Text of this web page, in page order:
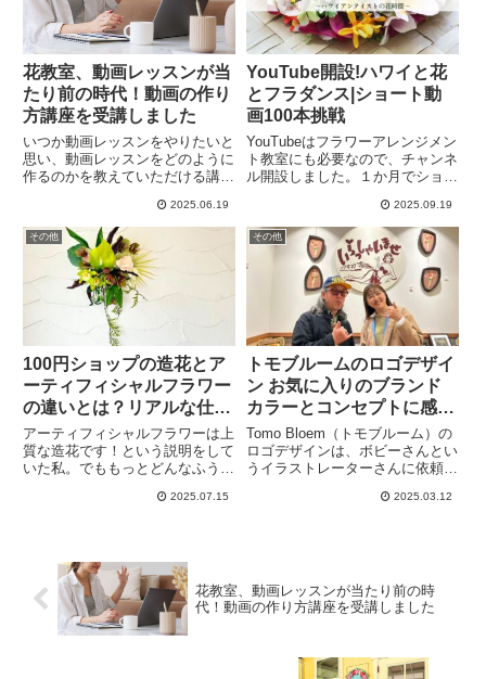
花教室、動画レッスンが当
たり前の時代！動画の作り
方講座を受講しました
いつか動画レッスンをやりたいと
思い、動画レッスンをどのように
作るのかを教えていただける講座
レッスンや、キャンセル時の動画
対応など、少しずつ動画を取り入
れていこうと思うので、これから
の私の展望などをお伝えします。
2025.06.19
YouTube開設!ハワイと花
とフラダンス|ショート動
画100本挑戦
YouTubeはフラワーアレンジメン
ト教室にも必要なので、チャンネ
ル開設しました。１か月でショー
す。ショート動画ではフラダンス
やハワイ、花が好きな方のために
役に立つような内容を発信してい
けたらと思います。
2025.09.19
その他
100円ショップの造花とア
ーティフィシャルフラワー
の違いとは？リアルな仕上
がりの秘密
アーティフィシャルフラワーは上
質な造花です！という説明をして
いた私。でももっとどんなふうに
徒さんから１００円ショップの造
た内容を紹介します。
2025.07.15
その他
トモブルームのロゴデザイ
ン お気に入りのブランド
カラーとコンセプトに感動
です
Tomo Bloem（トモブルーム）の
ロゴデザインは、ボビーさんとい
うイラストレーターさんに依頼し
ころまでこだわってくださり、さ
2025.03.12
花教室、動画レッスンが当たり前の時
代！動画の作り方講座を受講しました